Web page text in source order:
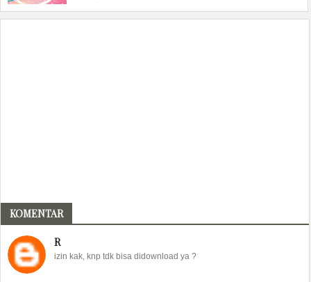
KOMENTAR
R
izin kak, knp tdk bisa didownload ya ?